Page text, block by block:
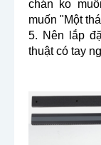
chán ko
muốn "Một
5. Nên lắp
thuật có tay